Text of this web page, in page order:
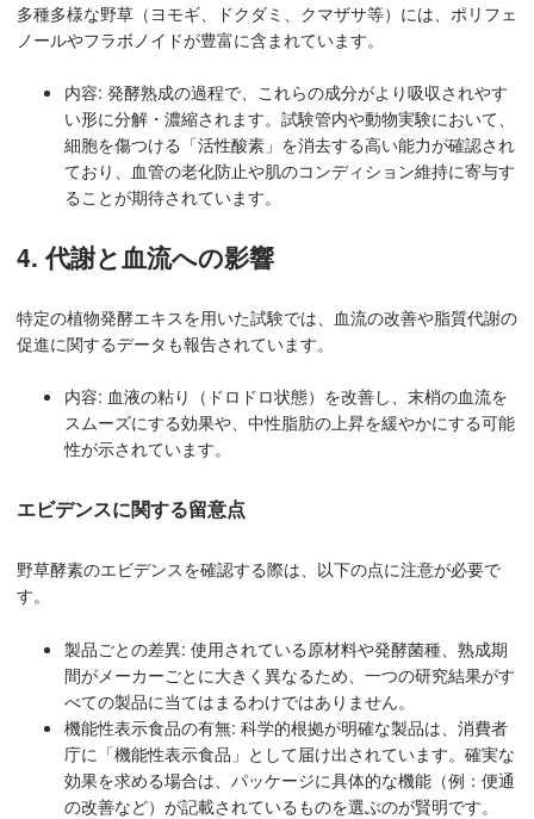
多種多様な野草（ヨモギ、ドクダミ、クマザサ等）には、ポリフェ
ノールやフラボノイドが豊富に含まれています。
内容: 発酵熟成の過程で、これらの成分がより吸収されやす
い形に分解・濃縮されます。試験管内や動物実験において、
細胞を傷つける「活性酸素」を消去する高い能力が確認され
ており、血管の老化防止や肌のコンディション維持に寄与す
ることが期待されています。
4. 代謝と血流への影響
特定の植物発酵エキスを用いた試験では、血流の改善や脂質代謝の
促進に関するデータも報告されています。
内容: 血液の粘り（ドロドロ状態）を改善し、末梢の血流を
スムーズにする効果や、中性脂肪の上昇を緩やかにする可能
性が示されています。
エビデンスに関する留意点
野草酵素のエビデンスを確認する際は、以下の点に注意が必要で
す。
製品ごとの差異: 使用されている原材料や発酵菌種、熟成期
間がメーカーごとに大きく異なるため、一つの研究結果がす
べての製品に当てはまるわけではありません。
機能性表示食品の有無: 科学的根拠が明確な製品は、消費者
庁に「機能性表示食品」として届け出されています。確実な
効果を求める場合は、パッケージに具体的な機能（例：便通
の改善など）が記載されているものを選ぶのが賢明です。